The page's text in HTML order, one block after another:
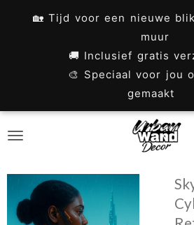
🏡 Tijd voor een nieuwe
muur
🚚 Inclusief gratis
🎨 Speciaal voor jou
gemaakt